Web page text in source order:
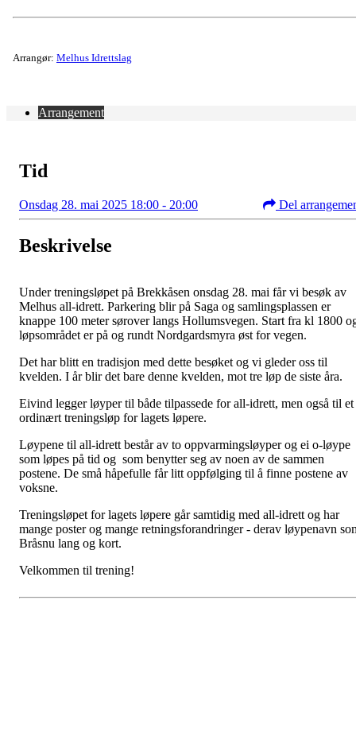
Arrangør: Melhus Idrettslag
Arrangement
Tid
Onsdag 28. mai 2025 18:00 - 20:00 Del
Beskrivelse
Under treningsløpet på Brekkåsen onsdag 28. mai får vi besøk av
Melhus all-idrett. Parkering blir på Saga og samlingsplassen er
knappe 100 meter sørover langs Hollumsvegen. Start fra kl 1800
løpsområdet er på og rundt Nordgardsmyra øst for vegen.
Det har blitt en tradisjon med dette besøket og vi gleder oss til
kvelden. I år blir det bare denne kvelden, mot tre løp de siste åra.
Eivind legger løyper til både tilpassede for all-idrett, men også til et
ordinært treningsløp for lagets løpere.
Løypene til all-idrett består av to oppvarmingsløyper og ei o-løype
som løpes på tid og som benytter seg av noen av de sammen
postene. De små håpefulle får litt oppfølging til å finne postene av
voksne.
Treningsløpet for lagets løpere går samtidig med all-idrett og har
mange poster og mange retningsforandringer - derav løypenavn
Bråsnu lang og kort.
Velkommen til trening!